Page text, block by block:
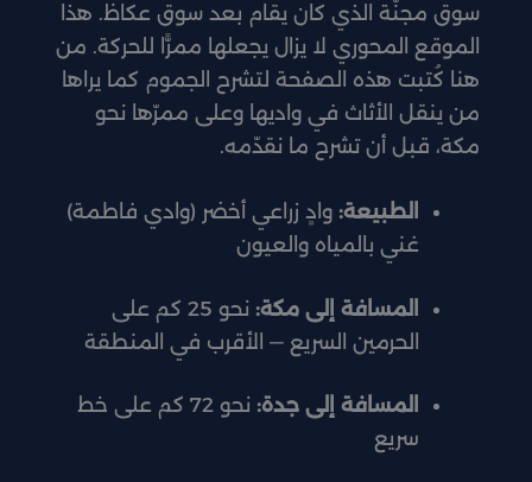
سوق مجنّة الذي كان يقام بعد سوق عكاظ. هذا
الموقع المحوري لا يزال يجعلها ممرًّا للحركة. من
هنا كُتبت هذه الصفحة لتشرح الجموم كما يراها
من ينقل الأثاث في واديها وعلى ممرّها نحو
مكة، قبل أن تشرح ما نقدّمه.
الطبيعة:وادٍ زراعي أخضر (وادي فاطمة)
غني بالمياه والعيون
المسافة إلى مكة:
نحو 25 كم على
الحرمين السريع — الأقرب في المنطقة
المسافة إلى جدة:
نحو 72 كم على خط
سريع